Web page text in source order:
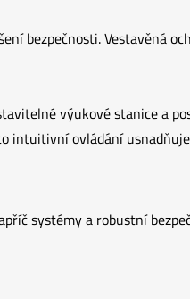
bezpečnosti. Vestavěná
výukové stanice a
intuitivní ovládání
systémy a robustní